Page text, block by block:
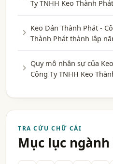
Ty TNHH Keo Thành
Keo Dán Thành Phát -
Thành Phát thành lập
Quy mô nhân sự của
Công Ty TNHH Keo
TRA CỨU CHỮ CÁI
Mục lục